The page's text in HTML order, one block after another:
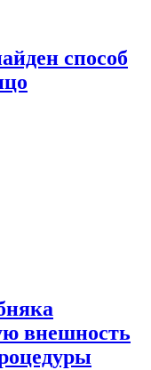
способ
внешность